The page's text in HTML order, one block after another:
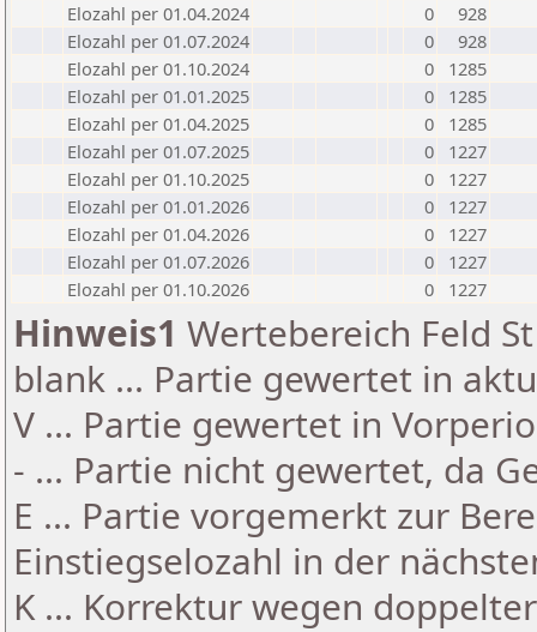
Elozahl per 01.04.2024
0
928
Elozahl per 01.07.2024
0
928
Elozahl per 01.10.2024
0
1285
Elozahl per 01.01.2025
0
1285
Elozahl per 01.04.2025
0
1285
Elozahl per 01.07.2025
0
1227
Elozahl per 01.10.2025
0
1227
Elozahl per 01.01.2026
0
1227
Elozahl per 01.04.2026
0
1227
Elozahl per 01.07.2026
0
1227
Elozahl per 01.10.2026
0 1227
Hinweis1 Wertebereich Feld
blank ... Partie gewertet in
V ... Partie gewertet in
- ... Partie nicht gewertet, da
E ... Partie vorgemerkt zur
Einstiegselozahl in der
K ... Korrektur wegen